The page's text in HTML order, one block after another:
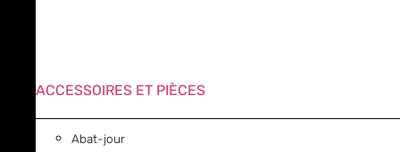
ACCESSOIRES ET PIÈCES
Abat-jour